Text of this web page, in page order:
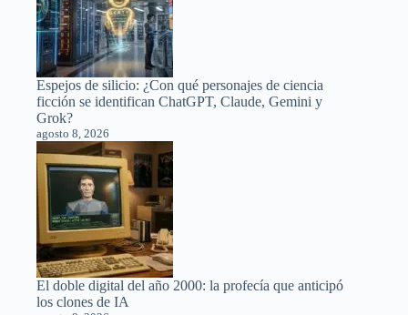
Espejos de silicio: ¿Con qué personajes de ciencia
ficción se identifican ChatGPT, Claude, Gemini y
Grok?
agosto 8, 2026
El doble digital del año 2000: la profecía que anticipó
los clones de IA